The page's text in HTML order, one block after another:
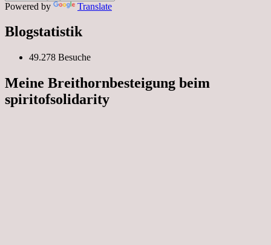
Powered by
Translate
Blogstatistik
49.278 Besuche
Meine Breithornbesteigung beim
spiritofsolidarity